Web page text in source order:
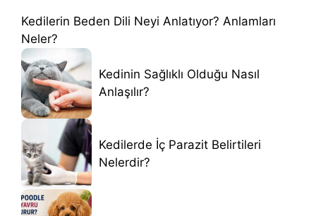
Kedilerin Beden Dili Neyi Anlatıyor? Anlamları
Neler?
Kedinin Sağlıklı Olduğu Nasıl
Anlaşılır?
Kedilerde İç Parazit Belirtileri
Nelerdir?